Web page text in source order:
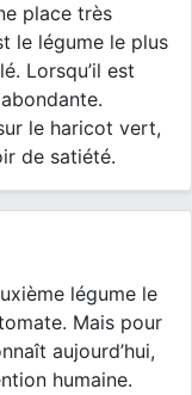
place très
le légume le plus
Lorsqu’il est
le haricot vert,
de satiété.
légume le
Mais pour
aujourd’hui,
humaine.